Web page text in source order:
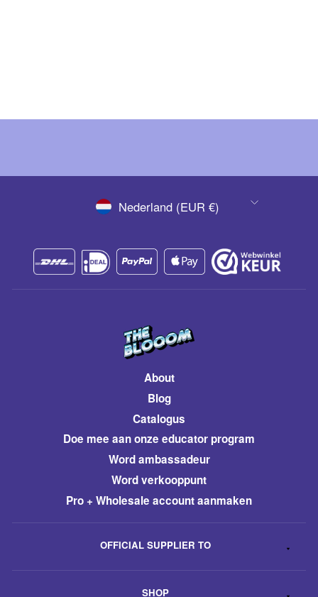
VALUTANederland (EUR €)
About
Blog
Catalogus
​Doe mee aan onze educator program
Word ambassadeur
​Word verkooppunt
Pro + Wholesale account aanmaken
OFFICIAL SUPPLIER TO
SHOP